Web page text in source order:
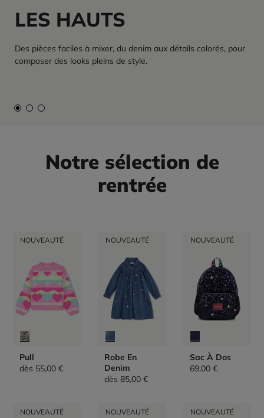
LES HAUTS
Des pièces faciles à mixer, du denim aux détails colorés, pour
composer des looks pleins de style.
Notre sélection de
rentrée
NOUVEAUTÉ
Pull
dès 55,00 €
NOUVEAUTÉ
Robe En
Denim
dès85,00 €
NOUVEAUTÉ
Sac À Dos
69,00 €
NOUVEAUTÉ NOUVEAUTÉ NOUVEAUTÉ